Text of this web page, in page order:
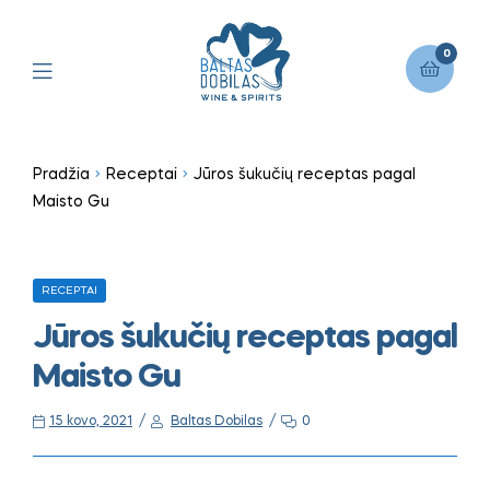
0
Pradžia Receptai
Jūros šukučių receptas pagal
Maisto Gu
RECEPTAI
Jūros šukučių receptas pagal
Maisto Gu
15 kovo, 2021 Baltas Dobilas 0